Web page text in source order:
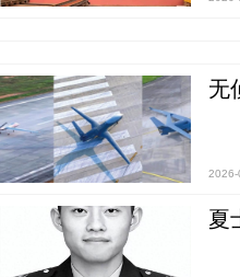
无
2026-
夏